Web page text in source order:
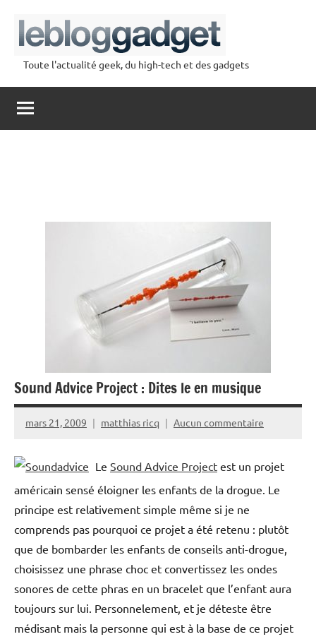
contenu
lebloggadget
Toute l'actualité geek, du high-tech et des gadgets
Sound Advice Project : Dites le en musique
mars 21, 2009 matthias ricq Aucun commentaire
Le Sound Advice Project est un projet
américain sensé éloigner les enfants de la drogue. Le
principe est relativement simple même si je ne
comprends pas pourquoi ce projet a été retenu : plutôt
que de bombarder les enfants de conseils anti-drogue,
choisissez une phrase choc et convertissez les ondes
sonores de cette phras en un bracelet que l’enfant aura
toujours sur lui. Personnelement, et je déteste être
médisant mais la personne qui est à la base de ce projet